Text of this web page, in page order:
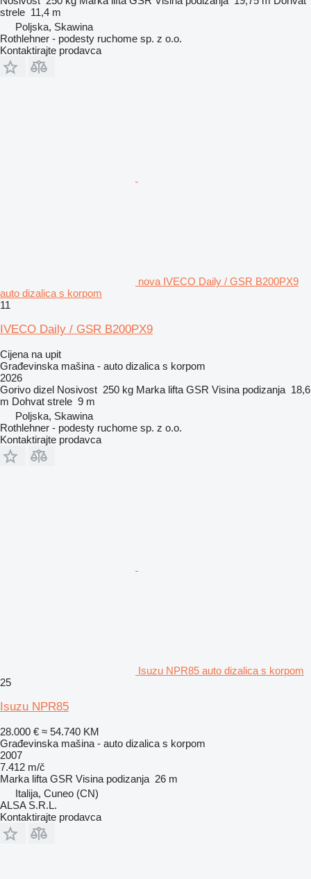
strele 11,4 m
Poljska, Skawina
Rothlehner - podesty ruchome sp. z o.o.
Kontaktirajte prodavca
nova IVECO Daily / GSR B200PX9
auto dizalica s korpom
11
IVECO Daily / GSR B200PX9
Cijena na upit
Građevinska mašina - auto dizalica s korpom
2026
Gorivo dizel Nosivost 250 kg Marka lifta GSR Visina podizanja 18,6
m Dohvat strele 9 m
Poljska, Skawina
Rothlehner - podesty ruchome sp. z o.o.
Kontaktirajte prodavca
Isuzu NPR85 auto dizalica s korpom
25
Isuzu NPR85
28.000 € ≈ 54.740 KM
Građevinska mašina - auto dizalica s korpom
2007
7.412 m/č
Marka lifta GSR Visina podizanja 26 m
Italija, Cuneo (CN)
ALSA S.R.L.
Kontaktirajte prodavca